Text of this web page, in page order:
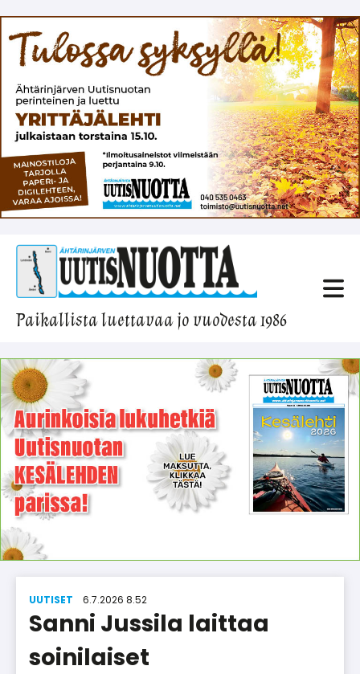
Paikallista luettavaa jo vuodesta 1986
UUTISET 6.7.2026 8.52
Sanni Jussila laittaa
soinilaiset